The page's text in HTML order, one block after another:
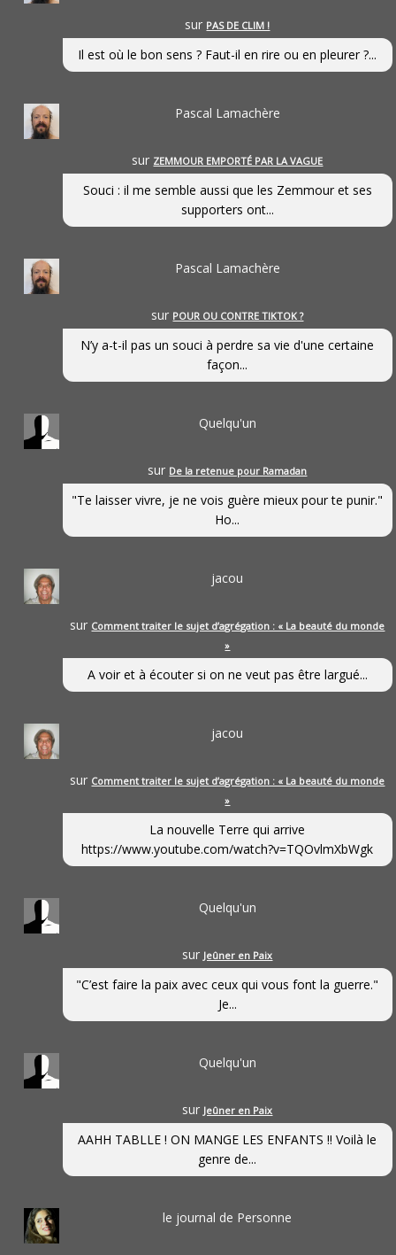
sur PAS DE CLIM !
Il est où le bon sens ? Faut-il en rire ou en pleurer ?...
Pascal Lamachère
sur ZEMMOUR EMPORTÉ PAR LA VAGUE
Souci : il me semble aussi que les Zemmour et ses
supporters ont...
Pascal Lamachère
sur POUR OU CONTRE TIKTOK ?
N’y a-t-il pas un souci à perdre sa vie d'une certaine
façon...
Quelqu'un
sur De la retenue pour Ramadan
"Te laisser vivre, je ne vois guère mieux pour te punir."
Ho...
jacou
sur Comment traiter le sujet d’agrégation : « La beauté du monde
»
A voir et à écouter si on ne veut pas être largué...
jacou
sur Comment traiter le sujet d’agrégation : « La beauté du monde
»
La nouvelle Terre qui arrive
https://www.youtube.com/watch?v=TQOvlmXbWgk
Quelqu'un
sur Jeûner en Paix
"C’est faire la paix avec ceux qui vous font la guerre."
Je...
Quelqu'un
sur Jeûner en Paix
AAHH TABLLE ! ON MANGE LES ENFANTS !! Voilà le
genre de...
le journal de Personne